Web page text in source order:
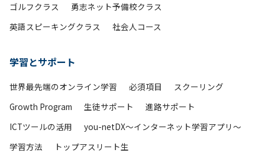
ゴルフクラス
勇志ネット予備校クラス
英語スピーキングクラス
社会人コース
学習とサポート
世界最先端のオンライン学習 必須項目
スクーリング
Growth Program
生徒サポート
進路サポート
ICTツールの活用
you-netDX～インターネット学習アプリ～
学習方法
トップアスリート生